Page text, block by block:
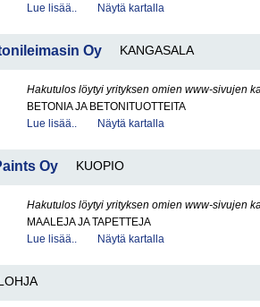
Lue lisää..
Näytä kartalla
Oy KANGASALA
Hakutulos löytyi yrityksen omien www-sivujen
BETONIA JA BETONITUOTTEITA
Lue lisää..
Näytä kartalla
Oy KUOPIO
Hakutulos löytyi yrityksen omien www-sivujen
MAALEJA JA TAPETTEJA
Lue lisää..
Näytä kartalla